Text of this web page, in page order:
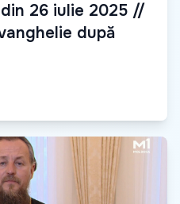
din 26 iulie 2025 //
după